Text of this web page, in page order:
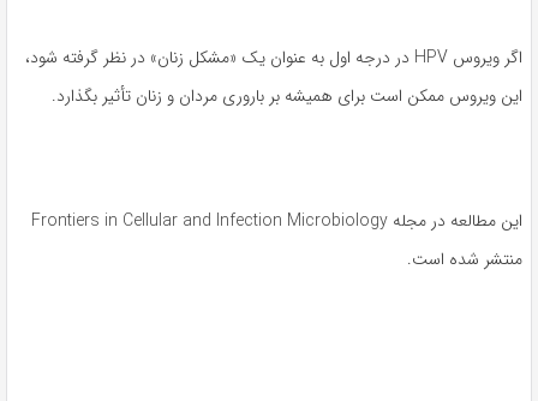
اگر ویروس HPV در درجه اول به عنوان یک «مشکل زنان» در نظر گرفته شود،
این ویروس ممکن است برای همیشه بر باروری مردان و زنان تأثیر بگذارد.
این مطالعه در مجله Frontiers in Cellular and Infection Microbiology
منتشر شده است.